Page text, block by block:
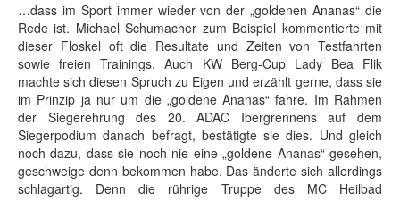
…dass im Sport immer wieder von der „goldenen Ananas“ die
Rede ist. Michael Schumacher zum Beispiel kommentierte mit
dieser Floskel oft die Resultate und Zeiten von Testfahrten
sowie freien Trainings. Auch KW Berg-Cup Lady Bea Flik
machte sich diesen Spruch zu Eigen und erzählt gerne, dass sie
im Prinzip ja nur um die „goldene Ananas“ fahre. Im Rahmen
der Siegerehrung des 20. ADAC Ibergrennens auf dem
Siegerpodium danach befragt, bestätigte sie dies. Und gleich
noch dazu, dass sie noch nie eine „goldene Ananas“ gesehen,
geschweige denn bekommen habe. Das änderte sich allerdings
schlagartig. Denn die rührige Truppe des MC Heilbad